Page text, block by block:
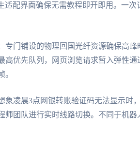
适配界面确保无需教程即开即用。一
专门铺设的物理回国光纤资源确保高
高优先队列，网页浏览请求暂入弹性
。
象凌晨3点网银转账验证码无法显示
师团队进行实时线路切换。不同于机